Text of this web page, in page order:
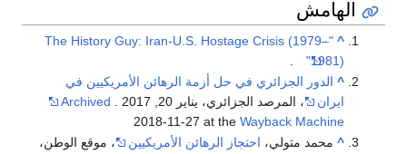
الهامش
^
"The History Guy: Iran-U.S. Hostage Crisis (1979–
1981)"
^ الدور الجزائري في حل أزمة الرهائن الأمريكيين في
ايران
، المرصد الجزائري، يناير 20, 2017 .
Archived
2018-11-27 at theWayback Machine
^ محمد متولي، احتجاز الرهائن الأمريكيين
، موقع الوطن،